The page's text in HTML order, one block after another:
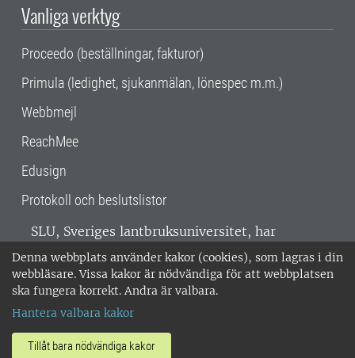
Denna webbplats använder kakor (cookies), som lagras i din
webbläsare. Vissa kakor är nödvändiga för att webbplatsen
ska fungera korrekt. Andra är valbara.
Hantera valbara kakor
Tillåt bara nödvändiga kakor
Vanliga verktyg
Proceedo (beställningar, fakturor)
Primula (ledighet, sjukanmälan, lönespec m.m.)
Webbmejl
ReachMee
Edusign
Protokoll och beslutslistor
SLU, Sveriges lantbruksuniversitet, har
verksamhet över hela Sverige. Huvudorter är
Alnarp, Uppsala och Umeå.SLU är
miljöcertifierat enligt ISO 14001. •
018-67 10 00 • Org nr: 202100-2817 •
Om SLU:s webbplatser